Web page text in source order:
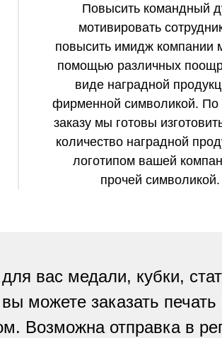
Повысить командный
мотивировать
повысить имидж компании
помощью различных
виде наградной
фирменной символикой.
заказу мы готовы
количество наградной
логотипом вашей
прочей символикой.
вас медали, кубки,
можете заказать
Возможна отправка в